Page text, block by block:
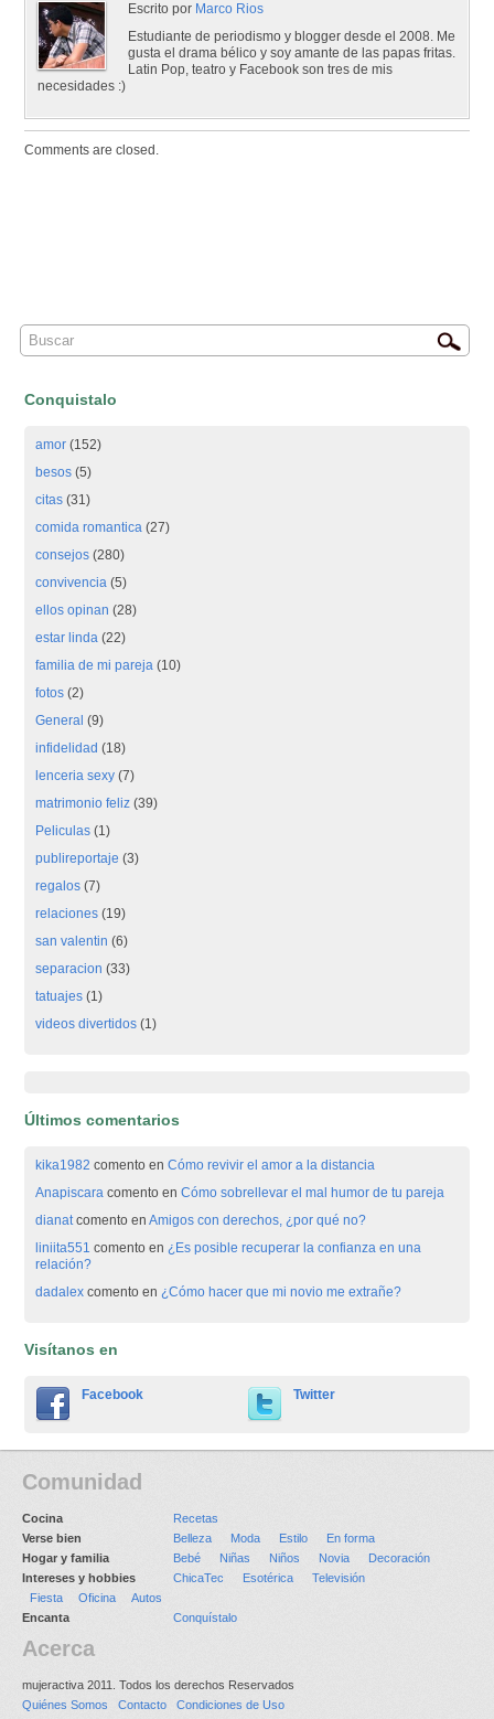
Escrito por Marco Rios
Estudiante de periodismo y blogger desde el 2008. Me
gusta el drama bélico y soy amante de las papas fritas.
Latin Pop, teatro y Facebook son tres de mis
necesidades :)
Comments are closed.
Conquistalo
amor (152)
besos (5)
citas (31)
comida romantica (27)
consejos (280)
convivencia (5)
ellos opinan (28)
estar linda (22)
familia de mi pareja (10)
fotos (2)
General (9)
infidelidad (18)
lenceria sexy (7)
matrimonio feliz (39)
Peliculas (1)
publireportaje (3)
regalos (7)
relaciones (19)
san valentin (6)
separacion (33)
tatuajes (1)
videos divertidos (1)
Últimos comentarios
kika1982 comento enCómo revivir el amor a la distancia
Anapiscara comento enCómo sobrellevar el mal humor de tu pareja
dianatcomento enAmigos con derechos, ¿por qué no?
liniita551 comento en¿Es posible recuperar la confianza en una
relación?
dadalex comento en¿Cómo hacer que mi novio me extrañe?
Visítanos en
Facebook Twitter
Comunidad
Cocina
Recetas
Verse bien
Belleza Moda Estilo
En forma
Hogar y familia
Bebé Niñas Niños Novia
Decoración
Intereses y hobbies
ChicaTec Esotérica
Televisión
Fiesta
Oficina
Autos
Encanta
Conquístalo
Acerca
mujeractiva 2011. Todos los derechos Reservados
Quiénes Somos
Contacto Condiciones de Uso